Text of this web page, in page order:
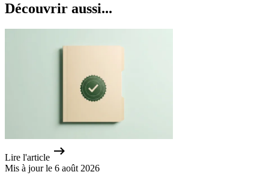
Découvrir aussi...
Lire l'article
Mis à jour le 6 août 2026